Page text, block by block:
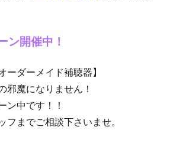
ン開催中！
ーダーメイド補聴器】
邪魔になりません！
ン中です！！
フまでご相談下さいませ。